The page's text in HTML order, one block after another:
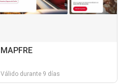
MAPFRE
Válido durante 9 días